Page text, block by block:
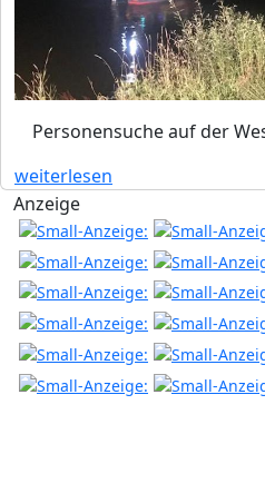
Personensuche auf der
weiterlesen
Anzeige